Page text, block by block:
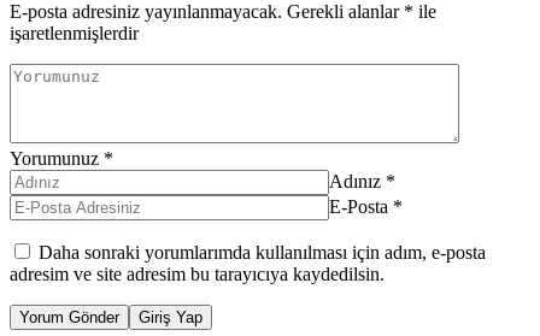
E-posta adresiniz yayınlanmayacak. Gerekli alanlar * ile
işaretlenmişlerdir
Yorumunuz *
Adınız *
E-Posta *
Daha sonraki yorumlarımda kullanılması için adım, e-posta
adresim ve site adresim bu tarayıcıya kaydedilsin.
Yorum Gönder Giriş Yap